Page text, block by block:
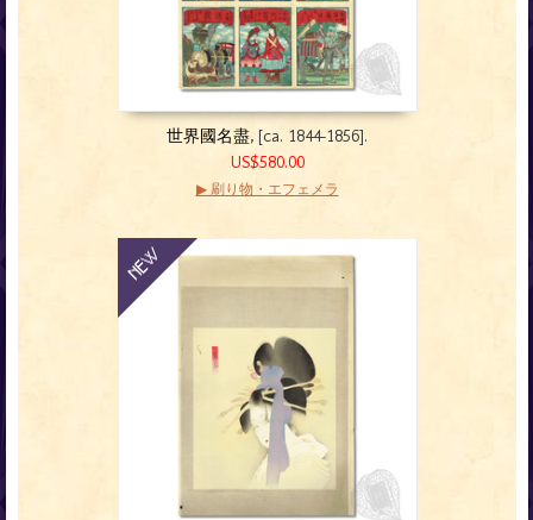
世界國名盡, [ca. 1844-1856].
US$580.00
▶ 刷り物・エフェメラ